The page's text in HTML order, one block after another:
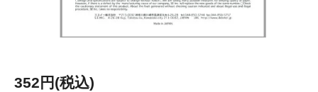
352円(税込)